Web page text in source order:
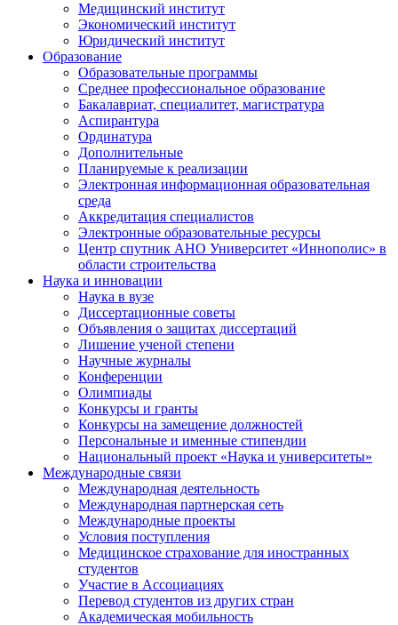
Медицинский институт
Экономический институт
Юридический институт
Образование
Образовательные программы
Среднее профессиональное образование
Бакалавриат, специалитет, магистратура
Аспирантура
Ординатура
Дополнительные
Планируемые к реализации
Электронная информационная образовательная
среда
Аккредитация специалистов
Электронные образовательные ресурсы
Центр спутник АНО Университет «Иннополис» в
области строительства
Наука и инновации
Наука в вузе
Диссертационные советы
Объявления о защитах диссертаций
Лишение ученой степени
Научные журналы
Конференции
Олимпиады
Конкурсы и гранты
Конкурсы на замещение должностей
Персональные и именные стипендии
Национальный проект «Наука и университеты»
Международные связи
Международная деятельность
Международная партнерская сеть
Международные проекты
Условия поступления
Медицинское страхование для иностранных
студентов
Участие в Ассоциациях
Перевод студентов из других стран
Академическая мобильность